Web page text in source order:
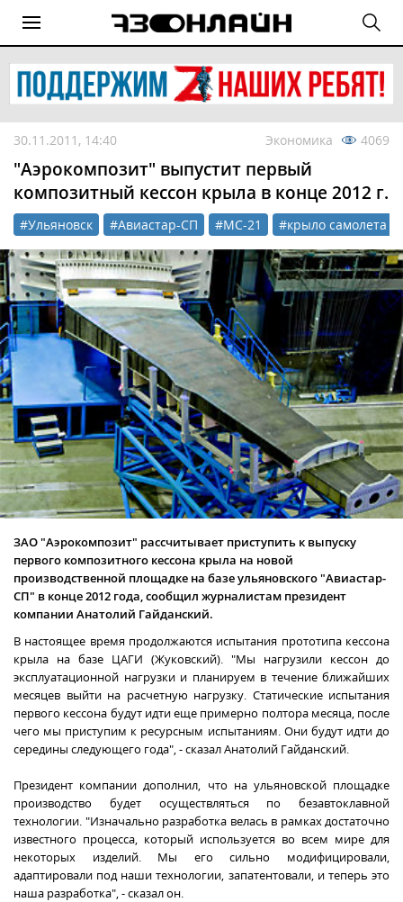
30.11.2011, 14:40 Экономика 4069
"Аэрокомпозит" выпустит первый
композитный кессон крыла в конце 2012 г.
#Ульяновск #Авиастар-СП #МС-21 #крыло самолета
ЗАО "Аэрокомпозит" рассчитывает приступить к выпуску
первого композитного кессона крыла на новой
производственной площадке на базе ульяновского "Авиастар-
СП" в конце 2012 года, сообщил журналистам президент
компании Анатолий Гайданский.
В настоящее время продолжаются испытания прототипа кессона
крыла на базе ЦАГИ (Жуковский). "Мы нагрузили кессон до
эксплуатационной нагрузки и планируем в течение ближайших
месяцев выйти на расчетную нагрузку. Статические испытания
первого кессона будут идти еще примерно полтора месяца, после
чего мы приступим к ресурсным испытаниям. Они будут идти до
середины следующего года", - сказал Анатолий Гайданский.
Президент компании дополнил, что на ульяновской площадке
производство будет осуществляться по безавтоклавной
технологии. "Изначально разработка велась в рамках достаточно
известного процесса, который используется во всем мире для
некоторых изделий. Мы его сильно модифицировали,
адаптировали под наши технологии, запатентовали, и теперь это
наша разработка", - сказал он.